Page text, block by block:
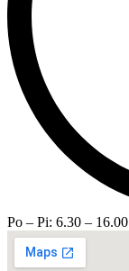
Po – Pi: 6.30 – 16.00